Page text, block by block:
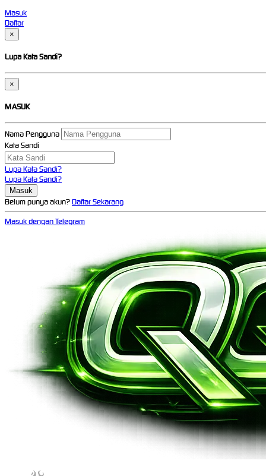
Masuk
Daftar
×
Lupa Kata Sandi?
×
MASUK
Nama Pengguna
Kata Sandi
Lupa Kata Sandi?
Lupa Kata Sandi?
Belum punya akun?Daftar Sekarang
Masuk dengan Telegram